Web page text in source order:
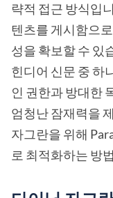
략적 접근 방식입
텐츠를 게시함으
성을 확보할 수 있
힌디어 신문 중 하
인 권한과 방대한
엄청난 잠재력을
자그란을 위해
로 최적화하는 방